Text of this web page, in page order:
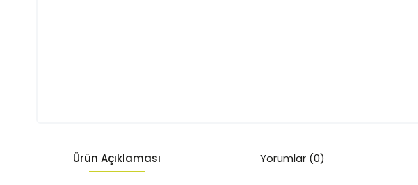
Ürün Açıklaması Yorumlar (0)